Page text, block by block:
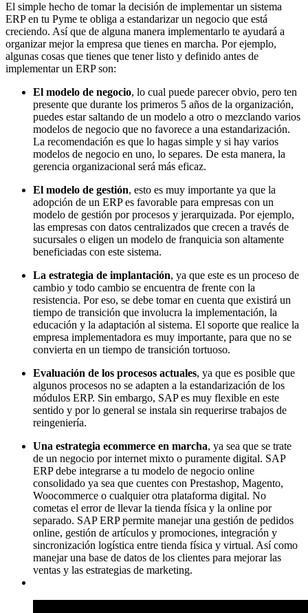
El simple hecho de tomar la decisión de implementar un sistema
ERP en tu Pyme te obliga a estandarizar un negocio que está
creciendo. Así que de alguna manera implementarlo te ayudará a
organizar mejor la empresa que tienes en marcha. Por ejemplo,
algunas cosas que tienes que tener listo y definido antes de
implementar un ERP son:
El modelo de negocio, lo cual puede parecer obvio, pero ten
presente que durante los primeros 5 años de la organización,
puedes estar saltando de un modelo a otro o mezclando varios
modelos de negocio que no favorece a una estandarización.
La recomendación es que lo hagas simple y si hay varios
modelos de negocio en uno, lo separes. De esta manera, la
gerencia organizacional será más eficaz.
El modelo de gestión, esto es muy importante ya que la
adopción de un ERP es favorable para empresas con un
modelo de gestión por procesos y jerarquizada. Por ejemplo,
las empresas con datos centralizados que crecen a través de
sucursales o eligen un modelo de franquicia son altamente
beneficiadas con este sistema.
La estrategia de implantación, ya que este es un proceso de
cambio y todo cambio se encuentra de frente con la
resistencia. Por eso, se debe tomar en cuenta que existirá un
tiempo de transición que involucra la implementación, la
educación y la adaptación al sistema. El soporte que realice la
empresa implementadora es muy importante, para que no se
convierta en un tiempo de transición tortuoso.
Evaluación de los procesos actuales, ya que es posible que
algunos procesos no se adapten a la estandarización de los
módulos ERP. Sin embargo, SAP es muy flexible en este
sentido y por lo general se instala sin requerirse trabajos de
reingeniería.
Una estrategia ecommerce en marcha, ya sea que se trate
de un negocio por internet mixto o puramente digital. SAP
ERP debe integrarse a tu modelo de negocio online
consolidado ya sea que cuentes con Prestashop, Magento,
Woocommerce o cualquier otra plataforma digital. No
cometas el error de llevar la tienda física y la online por
separado. SAP ERP permite manejar una gestión de pedidos
online, gestión de artículos y promociones, integración y
sincronización logística entre tienda física y virtual. Así como
manejar una base de datos de los clientes para mejorar las
ventas y las estrategias de marketing.